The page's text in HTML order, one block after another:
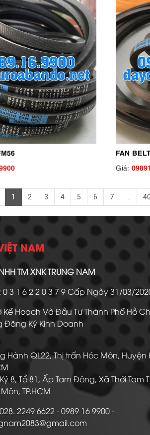
FAN
Giá:
1 2 3 4 5 6 7 40
NAM
TM XNK TRUNG NAM
0 3 1 6 2 2 0 3 7 9 Cấp Ngày 31/03/
Kế Hoạch Và Đầu Tư Thành Phố Hồ
Đăng Ký Kinh Doanh
Hành QL22, Thị trấn Hóc Môn, Huyện
8, Tổ 81, Ấp Tam Đông, Xã Thới Tam
TP.HCM
028. 2249 6622 - 0989 16